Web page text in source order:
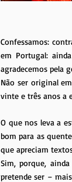
Confessamos:
em Portugal:
agradecemos pela
Não ser original
vinte e três anos a
O que nos leva a
bom para as
que apreciam
Sim, porque,
pretende ser –